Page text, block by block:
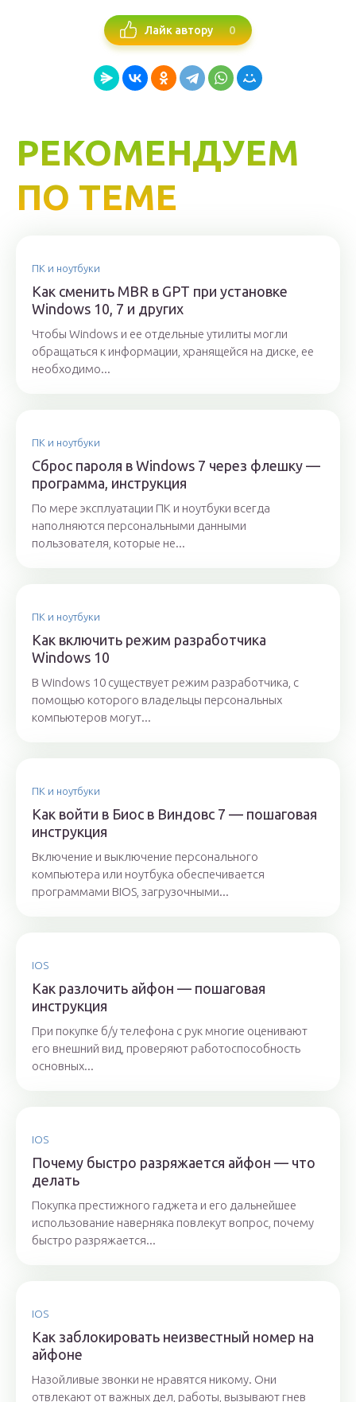
Лайк автору 0
РЕКОМЕНДУЕМ
ПО ТЕМЕ
ПК и ноутбуки
Как сменить MBR в GPT при установке
Windows 10, 7 и других
Чтобы Windows и ее отдельные утилиты могли
обращаться к информации, хранящейся на диске, ее
необходимо...
ПК и ноутбуки
Сброс пароля в Windows 7 через флешку —
программа, инструкция
По мере эксплуатации ПК и ноутбуки всегда
наполняются персональными данными
пользователя, которые не...
ПК и ноутбуки
Как включить режим разработчика
Windows 10
В Windows 10 существует режим разработчика, с
помощью которого владельцы персональных
компьютеров могут...
ПК и ноутбуки
Как войти в Биос в Виндовс 7 — пошаговая
инструкция
Включение и выключение персонального
компьютера или ноутбука обеспечивается
программами BIOS, загрузочными...
IOS
Как разлочить айфон — пошаговая
инструкция
При покупке б/у телефона с рук многие оценивают
его внешний вид, проверяют работоспособность
основных...
IOS
Почему быстро разряжается айфон — что
делать
Покупка престижного гаджета и его дальнейшее
использование наверняка повлекут вопрос, почему
быстро разряжается...
IOS
Как заблокировать неизвестный номер на
айфоне
Назойливые звонки не нравятся никому. Они
отвлекают от важных дел, работы, вызывают гнев